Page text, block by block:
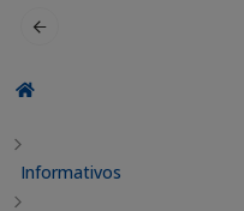
Informativos